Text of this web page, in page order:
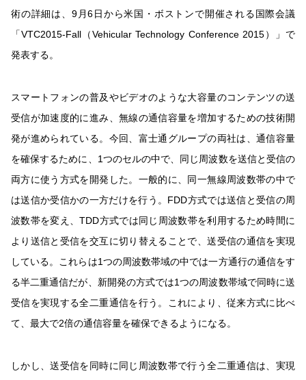
術の詳細は、9月6日から米国・ボストンで開催される国際会議
「VTC2015-Fall（Vehicular Technology Conference 2015）」で
発表する。
スマートフォンの普及やビデオのような大容量のコンテンツの送
受信が加速度的に進み、無線の通信容量を増加するための技術開
発が進められている。今回、富士通グループの両社は、通信容量
を確保するために、1つのセルの中で、同じ周波数を送信と受信の
両方に使う方式を開発した。一般的に、同一無線周波数帯の中で
は送信か受信かの一方だけを行う。FDD方式では送信と受信の周
波数帯を変え、TDD方式では同じ周波数帯を利用するため時間に
より送信と受信を交互に切り替えることで、送受信の通信を実現
している。これらは1つの周波数帯域の中では一方通行の通信をす
る半二重通信だが、新開発の方式では1つの周波数帯域で同時に送
受信を実現する全二重通信を行う。これにより、従来方式に比べ
て、最大で2倍の通信容量を確保できるようになる。
しかし、送受信を同時に同じ周波数帯で行う全二重通信は、実現